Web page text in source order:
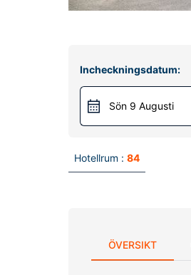
Incheckningsdatum:
Sön 9 Augusti
Hotellrum : 84
ÖVERSIKT